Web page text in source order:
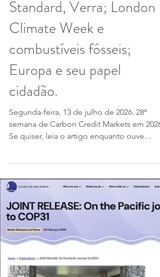
28ª semana CCM 2026.
Semana das certificadoras.
Créditos de carbono,
World Bank, Gold
Standard, Verra; London
Climate Week e
combustíveis fósseis;
Europa e seu papel
cidadão.
Segunda-feira, 13 de julho de 2026. 28ª
semana de Carbon Credit Markets em 2026.
Se quiser, leia o artigo enquanto ouve
qualquer música do Carbon Credit Markets
de sua escolha. Créditos de carbono são
destacados como instrumentos essenciais
para integrar planejamento climático